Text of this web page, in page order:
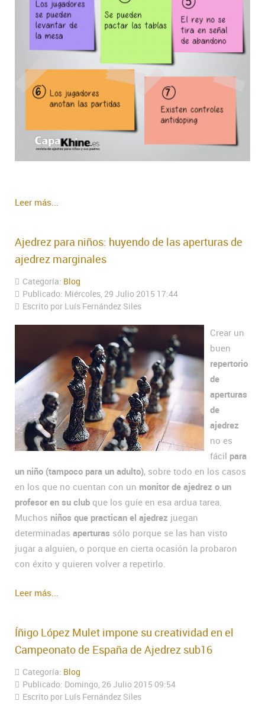
Leer más...
Ajedrez para niños: huyendo de las aperturas de
ajedrez marginales
Categoría: Blog
Publicado: Miércoles, 29 Julio 2015 17:44
Escrito por Luís Fernández Siles
Crear un
buen
repertorio
de
aperturas
de
ajedrez
no es
fácil para
un niño (tampoco para un adulto), sobre todo en los casos
en los que no cuentan con un monitor de ajedrez o un
profesor en su club que los guíe en esa ardua tarea.
Muchos niños que practican el ajedrez juegan
determinadas aperturas sólo porque se las han visto
jugar a alguien, o porque en cierta ocasión la probaron
con éxito y quieren volver a repetirlo.
Leer más...
Íñigo López Mulet impone su creatividad en el
Campeonato de España de Ajedrez sub16
Categoría: Blog
Publicado: Domingo, 26 Julio 2015 09:54
Escrito por Luís Fernández Siles